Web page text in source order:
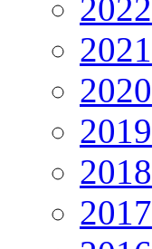
2022
2021
2020
2019
2018
2017